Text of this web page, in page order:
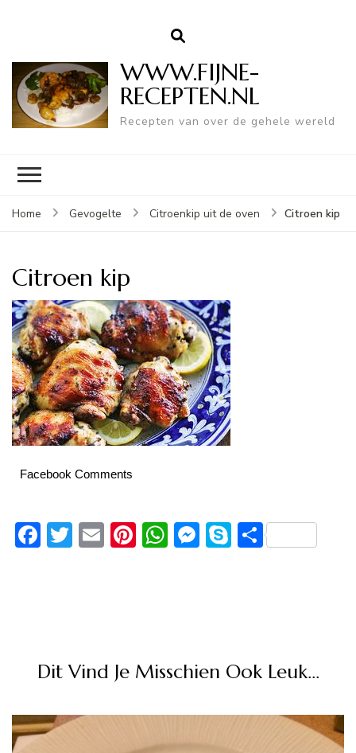
WWW.FIJNE-
RECEPTEN.NL
Recepten van over de gehele wereld
Home Gevogelte Citroenkip uit de oven Citroen kip
Citroen kip
Facebook Comments
Facebook
Twitter
EmailPinterest
WhatsApp
Messenger
Skype
Delen
Dit Vind Je Misschien Ook Leuk...